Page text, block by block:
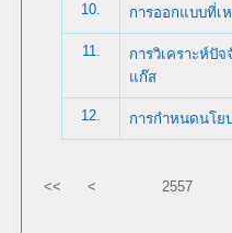
10. การออกแบบที่เ
11.
การวิเคราะห์ปั
แก๊ส
12. การกำหนดนโย
<< < 2557